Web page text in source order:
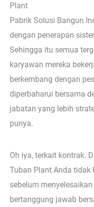
Plant
Pabrik Solusi Bangun
dengan penerapan
Sehingga itu semua
karyawan mereka
berkembang dengan
diperbaharui bersama
jabatan yang lebih
punya.
Oh iya, terkait kontrak.
Tuban Plant Anda tidak
sebelum
bertanggung jawab